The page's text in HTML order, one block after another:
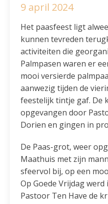
9 april 2024
Het paasfeest ligt
kunnen tevreden
activiteiten die
Palmpasen waren er
mooi versierde
aanwezig tijden de
feestelijk tintje gaf. De
opgevangen door
Dorien en gingen in
De Paas-grot, weer
Maathuis met zijn
sfeervol bij, op een
Op Goede Vrijdag werd
Pastoor Ten Have de